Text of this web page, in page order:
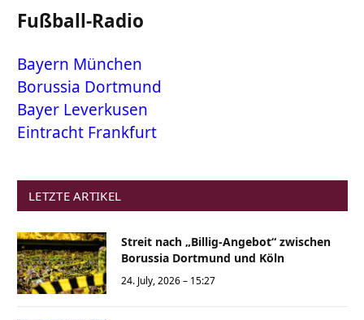
Fußball-Radio
Bayern München
Borussia Dortmund
Bayer Leverkusen
Eintracht Frankfurt
LETZTE ARTIKEL
Streit nach „Billig-Angebot“ zwischen
Borussia Dortmund und Köln
24. July, 2026 – 15:27